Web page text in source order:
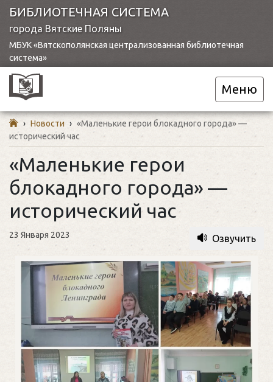
БИБЛИОТЕЧНАЯ СИСТЕМА
города Вятские Поляны
МБУК «Вятскополянская централизованная библиотечная
система»
Меню
› Новости › «Маленькие герои блокадного города» —
исторический час
«Маленькие герои
блокадного города» —
исторический час
23 Января 2023 Озвучить